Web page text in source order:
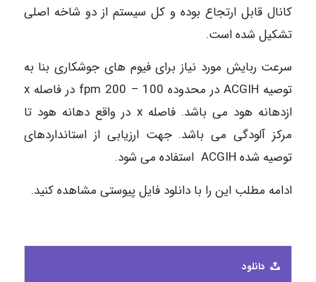
کانال قابل ارتجاع بوده و کل سیستم از دو شاخه اصلی
تشکیل شده است.
سرعت ربایش مورد نیاز برای فیوم های جوشکاری بنا به
توصیه ACGIH در محدوده 100 – 200 fpm در فاصله x
ازدهانه هود می باشد. فاصله x در واقع دهانه هود تا
مرکز آلودگی می باشد. جهت ارزیابی از استانداردهای
توصیه شده ACGIH استفاده می شود.
ادامه مطلب این را با دانلود فایل پیوستی مشاهده کنید.
دانلود